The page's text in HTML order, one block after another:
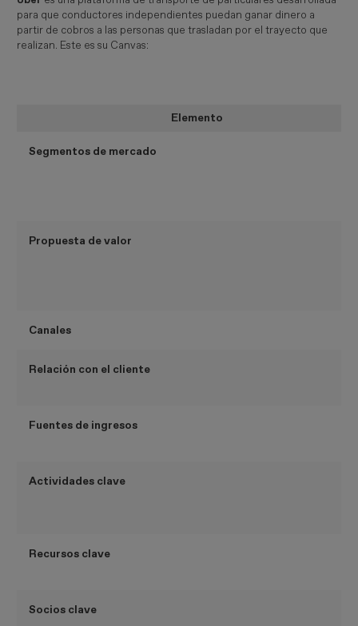
para que conductores independientes puedan ganar dinero a
partir de cobros a las personas que trasladan por el trayecto que
realizan. Este es su Canvas:
Elemento
Segmentos de mercado
Propuesta de valor
Canales
Relación con el cliente
Fuentes de ingresos
Actividades clave
Recursos clave
Socios clave